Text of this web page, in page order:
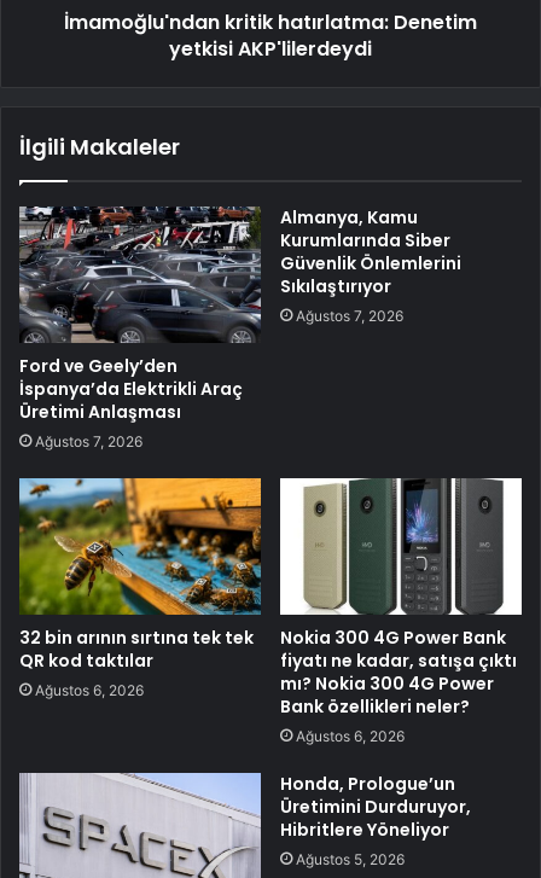
İmamoğlu'ndan kritik hatırlatma: Denetim
yetkisi AKP'lilerdeydi
İlgili Makaleler
Ford ve Geely’den
İspanya’da Elektrikli Araç
Üretimi Anlaşması
Ağustos 7, 2026
Almanya, Kamu
Kurumlarında Siber
Güvenlik Önlemlerini
Sıkılaştırıyor
Ağustos 7, 2026
32 bin arının sırtına tek tek
QR kod taktılar
Ağustos 6, 2026
Nokia 300 4G Power Bank
fiyatı ne kadar, satışa çıktı
mı? Nokia 300 4G Power
Bank özellikleri neler?
Ağustos 6, 2026
Honda, Prologue’un
Üretimini Durduruyor,
Hibritlere Yöneliyor
Ağustos 5, 2026